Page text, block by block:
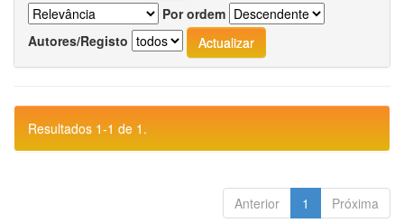
Por ordem
Autores/Registo
Resultados 1-1 de 1.
Anterior 1 Próxima